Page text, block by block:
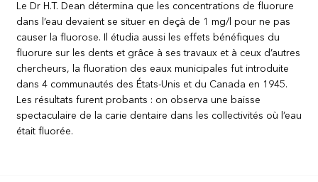
Le Dr H.T. Dean détermina que les concentrations de fluorure
dans l’eau devaient se situer en deçà de 1 mg/l pour ne pas
causer la fluorose. Il étudia aussi les effets bénéfiques du
fluorure sur les dents et grâce à ses travaux et à ceux d’autres
chercheurs, la fluoration des eaux municipales fut introduite
dans 4 communautés des États-Unis et du Canada en 1945.
Les résultats furent probants : on observa une baisse
spectaculaire de la carie dentaire dans les collectivités où l’eau
était fluorée.